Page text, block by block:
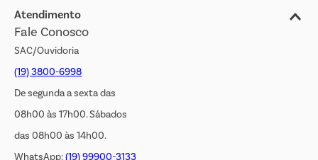
Jornal de Ofertas
Transparência Salarial
Atendimento
Fale Conosco
SAC/Ouvidoria
(19) 3800-6998
De segunda a sexta das
08h00 às 17h00. Sábados
das 08h00 às 14h00.
WhatsApp:(19) 99900-3133